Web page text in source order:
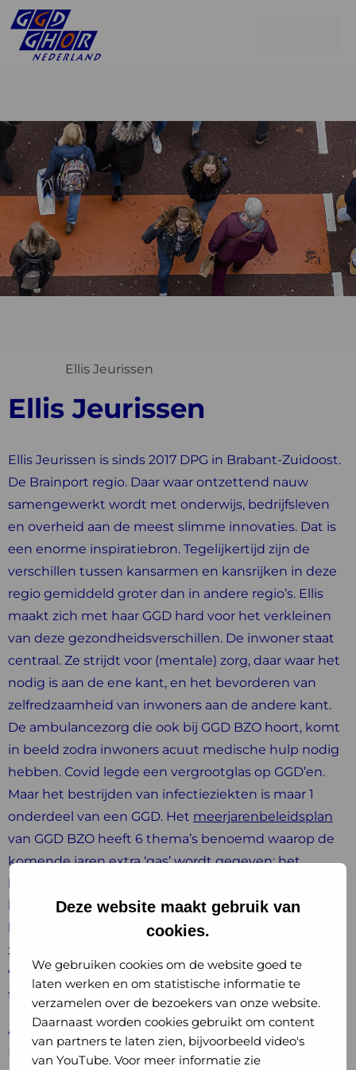
Deze website maakt gebruik van
cookies.
We gebruiken cookies om de website goed te
laten werken en om statistische informatie te
verzamelen over de bezoekers van onze website.
Daarnaast worden cookies gebruikt om content
van partners te laten zien, bijvoorbeeld video's
van YouTube. Voor meer informatie zie
Ellis Jeurissen
Ellis Jeurissen
Ellis Jeurissen is sinds 2017 DPG in Brabant-Zuidoost.
De Brainport regio. Daar waar ontzettend nauw
samengewerkt wordt met onderwijs, bedrijfsleven
en overheid aan de meest slimme innovaties. Dat is
een enorme inspiratiebron. Tegelijkertijd zijn de
verschillen tussen kansarmen en kansrijken in deze
regio gemiddeld groter dan in andere regio’s. Ellis
maakt zich met haar GGD hard voor het verkleinen
van deze gezondheidsverschillen. De inwoner staat
centraal. Ze strijdt voor (mentale) zorg, daar waar het
nodig is aan de ene kant, en het bevorderen van
zelfredzaamheid van inwoners aan de andere kant.
De ambulancezorg die ook bij GGD BZO hoort, komt
in beeld zodra inwoners acuut medische hulp nodig
hebben. Covid legde een vergrootglas op GGD’en.
Maar het bestrijden van infectieziekten is maar 1
onderdeel van een GGD. Het meerjarenbeleidsplan
van GGD BZO heeft 6 thema’s benoemd waarop de
komende jaren extra ‘gas’ wordt gegeven; het
bevorderen van een mentaal gezonde samenleving,
het bevorderen van een gezonde leefstijl en
leefomgeving, de juiste ambulancezorg in de acute
zorgketen, effecten van COVID-19 op de
volksgezondheid en een signalerende regionale
functie in de openbare geestelijke gezondheidszorg.
Als DPG vindt ze samenwerken het allerbelangrijkst.
En dan gefocust. Ze heeft een ‘can do’-mentaliteit en